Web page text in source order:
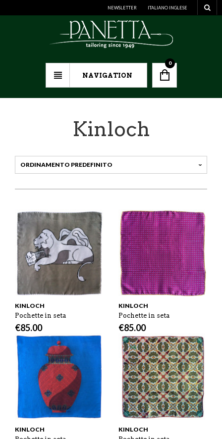
NEWSLETTER ITALIANO INGLESE
NAVIGATION
0
Kinloch
KINLOCH
Pochette in seta
€85.00
KINLOCH
Pochette in seta
€85.00
KINLOCH
KINLOCH